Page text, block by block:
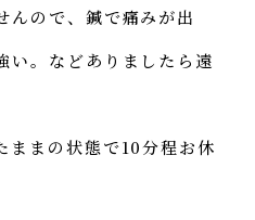
んので、鍼で痛みが出
い。などありましたら遠
ままの状態で10分程お休